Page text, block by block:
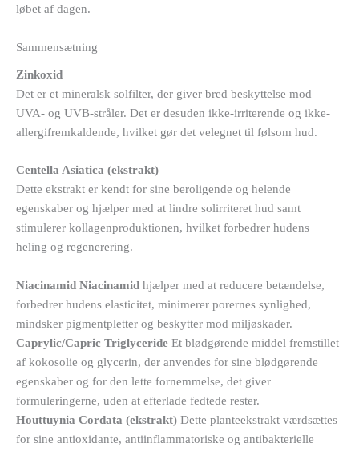
løbet af dagen.
Sammensætning
Zinkoxid
Det er et mineralsk solfilter, der giver bred beskyttelse mod
UVA- og UVB-stråler. Det er desuden ikke-irriterende og ikke-
allergifremkaldende, hvilket gør det velegnet til følsom hud.
Centella Asiatica (ekstrakt)
Dette ekstrakt er kendt for sine beroligende og helende
egenskaber og hjælper med at lindre solirriteret hud samt
stimulerer kollagenproduktionen, hvilket forbedrer hudens
heling og regenerering.
Niacinamid Niacinamid hjælper med at reducere betændelse,
forbedrer hudens elasticitet, minimerer porernes synlighed,
mindsker pigmentpletter og beskytter mod miljøskader.
Caprylic/Capric Triglyceride Et blødgørende middel fremstillet
af kokosolie og glycerin, der anvendes for sine blødgørende
egenskaber og for den lette fornemmelse, det giver
formuleringerne, uden at efterlade fedtede rester.
Houttuynia Cordata (ekstrakt) Dette planteekstrakt værdsættes
for sine antioxidante, antiinflammatoriske og antibakterielle